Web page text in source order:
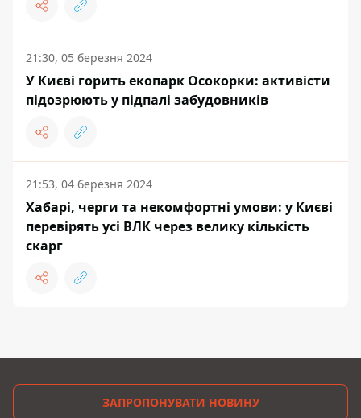
21:30, 05 березня 2024
У Києві горить екопарк Осокорки: активісти
підозрюють у підпалі забудовників
21:53, 04 березня 2024
Хабарі, черги та некомфортні умови: у Києві
перевірять усі ВЛК через велику кількість
скарг
ЗАПРОПОНУВАТИ НОВИНУ